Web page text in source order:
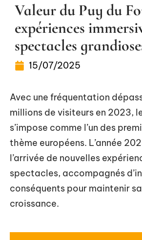
Valeur du Puy du
expériences
spectacles
15/07/2025
Avec une fréquentation
millions de visiteurs en 2023,
s’impose comme l’un des
thème européens. L’année
l’arrivée de nouvelles
spectacles, accompagnés
conséquents pour maintenir
croissance.